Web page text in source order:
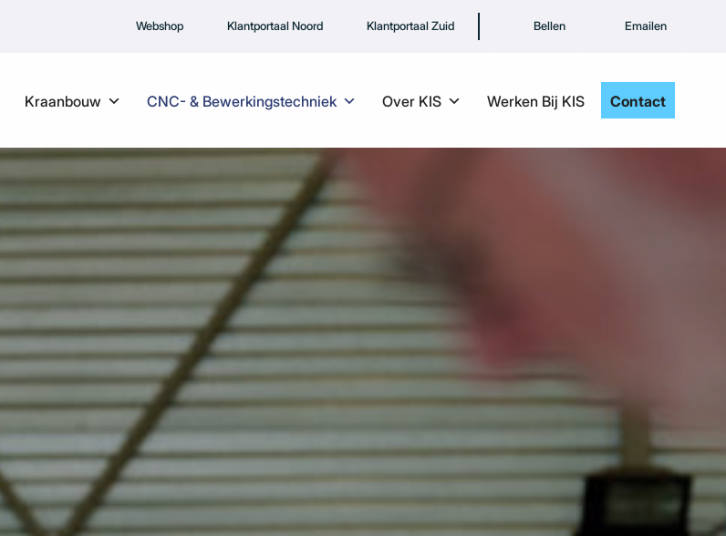
Webshop Klantportaal Noord Klantportaal Zuid Bellen Emailen
Kraanbouw CNC- & Bewerkingstechniek Over KIS Werken Bij KIS Contact